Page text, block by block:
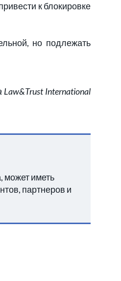
к блокировке
но подлежать
International
может иметь
партнеров и